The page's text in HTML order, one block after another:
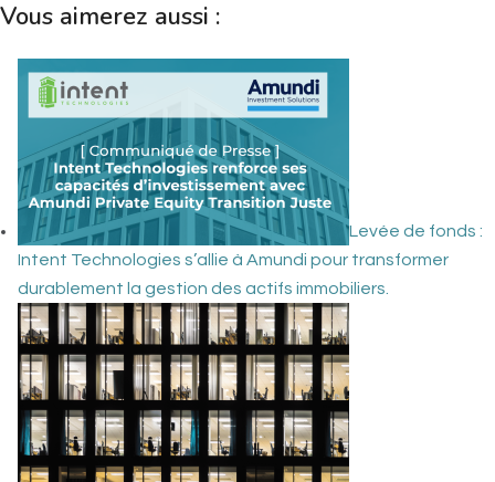
Vous aimerez aussi :
Levée de fonds :
Intent Technologies s’allie à Amundi pour transformer
durablement la gestion des actifs immobiliers.